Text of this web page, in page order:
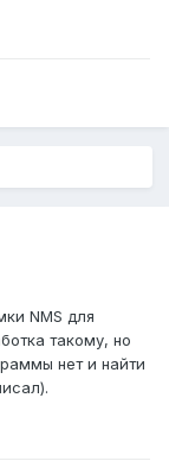
NMS для
такому, но
нет и найти